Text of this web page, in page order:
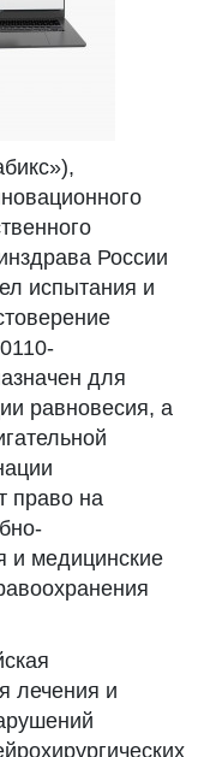
России
испытания и
для
равновесия, а
право на
и медицинские
лечения и